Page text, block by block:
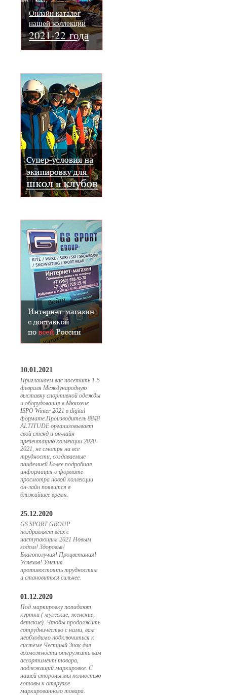
Онлайн каталог
нашей коллекции
2021-22 года
10.01.2021
Приглашаем вас посетить 1-5
февраля Международную
выставку спортивной одежды
и оборудования в Мюнхене
ISPO Winter 2021 в digital
формате.Производитель 8848
ALTITUDE организовывает
свой стенд и он-лайн
презентацию коллекции 2020-
2021, не смотря на все
трудности, создаваемые
пандемией.Более подробная
информация о формате
просмотра новой коллекции
он-лайн появится в
ближайшее время.
25.12.2020
GS SPORT GROUP
поздравляет всех с
наступающим 2021 Новым
годом! Здоровья!
Благополучия! Процветания!
Успехов! Умения
противостоять трудностям
и становиться сильнее.
01.12.2020
Под маркировку попадают
куртки ( мужские, женские,
детские). Чтобы продолжить
сотрудничество с нами, вам
необходимо подключиться к
системе Честный Знак для
возможности отгружать вам
ассортимент товара,
подлежащий маркировке. С
нашей стороны мы полностью
готовы к отгрузке
маркированного товара.